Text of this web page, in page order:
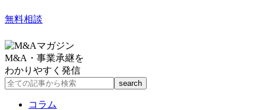
無料相談
M&A・事業承継を
わかりやすく発信
コラム